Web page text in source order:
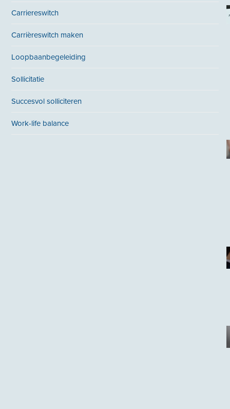
Carriereswitch
Carrièreswitch maken
Loopbaanbegeleiding
Sollicitatie
Succesvol solliciteren
Work-life balance